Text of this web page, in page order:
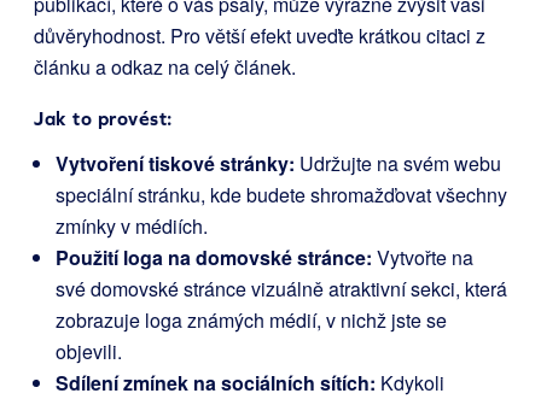
důvěryhodnost. Pro větší efekt uveďte krátkou citaci z
článku a odkaz na celý článek.
Jak to provést:
Vytvoření tiskové stránky: Udržujte na svém webu
speciální stránku, kde budete shromažďovat všechny
zmínky v médiích.
Použití loga na domovské stránce: Vytvořte na
své domovské stránce vizuálně atraktivní sekci, která
zobrazuje loga známých médií, v nichž jste se
objevili.
Sdílení zmínek na sociálních sítích: Kdykoli